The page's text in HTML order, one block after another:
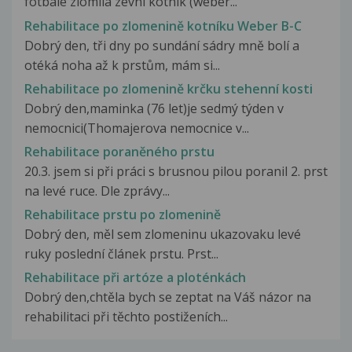
Rehabilitace po zlomenině kotníku Weber B-C
Dobrý den, tři dny po sundání sádry mně bolí a
otéká noha až k prstům, mám si...
Rehabilitace po zlomenině krčku stehenní kosti
Dobrý den,maminka (76 let)je sedmý týden v
nemocnici(Thomajerova nemocnice v...
Rehabilitace poraněného prstu
20.3. jsem si při práci s brusnou pilou poranil 2. prst
na levé ruce. Dle zprávy...
Rehabilitace prstu po zlomenině
Dobrý den, měl sem zlomeninu ukazovaku levé
ruky poslední článek prstu. Prst...
Rehabilitace při artóze a ploténkách
Dobrý den,chtěla bych se zeptat na Váš názor na
rehabilitaci při těchto postiženích...